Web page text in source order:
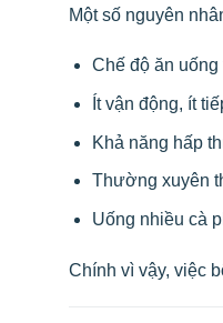
Một số nguyên
Chế độ ăn
Ít vận động, ít
Khả năng hấp
Thường xuyên
Uống nhiều cà
Chính vì vậy, việc